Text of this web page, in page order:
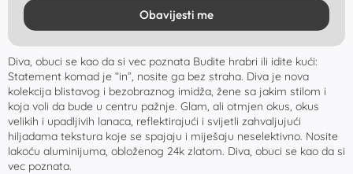
Obavijesti me
Diva, obuci se kao da si vec poznata Budite hrabri ili idite kući:
Statement komad je “in”, nosite ga bez straha. Diva je nova
kolekcija blistavog i bezobraznog imidža, žene sa jakim stilom i
koja voli da bude u centru pažnje. Glam, ali otmjen okus, okus
velikih i upadljivih lanaca, reflektirajući i svijetli zahvaljujući
hiljadama tekstura koje se spajaju i miješaju neselektivno. Nosite
lakoću aluminijuma, obloženog 24k zlatom. Diva, obuci se kao da si
vec poznata.